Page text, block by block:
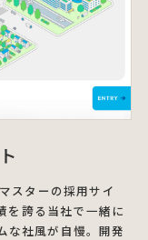
スターの採用サイ
を誇る当社で一緒に
な社風が自慢。開発